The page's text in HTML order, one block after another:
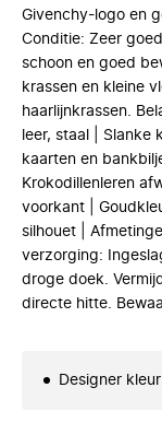
Givenchy-logo en
Conditie: Zeer
schoon en goed
krassen en kleine
haarlijnkrassen.
leer, staal | Slanke
kaarten en
Krokodillenleren
voorkant |
silhouet |
verzorging:
droge doek.
directe hitte.
Designer kleur